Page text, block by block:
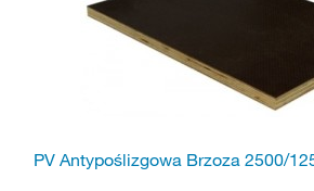
PV Antypoślizgowa Brzoza 2500/